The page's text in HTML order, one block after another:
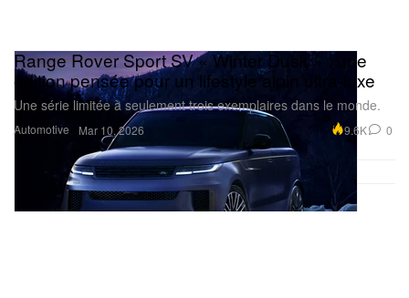
Automotive
Range Rover Sport SV « Winter Dusk » : une
édition pensée pour un lifestyle alpin ultra‑luxe
Une série limitée à seulement trois exemplaires dans le monde.
Mar 10, 2026 9.6K 0